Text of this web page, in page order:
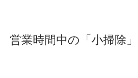
営業時間中の「小掃除